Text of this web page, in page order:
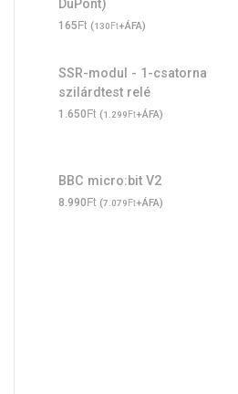
DuPont)
165Ft (130Ft+ÁFA)
SSR-modul - 1-csatorna
szilárdtest relé
1.650Ft (1.299Ft+ÁFA)
BBC micro:bit V2
8.990Ft (7.079Ft+ÁFA)